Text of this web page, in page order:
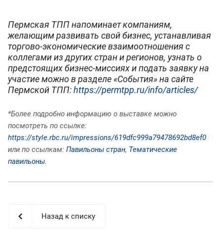
Пермская ТПП напоминает компаниям,
желающим развивать свой бизнес, устанавливая
торгово-экономические взаимоотношения с
коллегами из других стран и регионов, узнать о
предстоящих бизнес-миссиях и подать заявку на
участие можно в разделе «События» на сайте
Пермской ТПП:https://permtpp.ru/info/articles/
*Более подробно информацию о выставке можно
посмотреть по ссылке:
https://style.rbc.ru/impressions/619dfc999a79478692bd8ef0
или по ссылкам: Павильоны стран, Тематические
павильоны.
Назад к списку